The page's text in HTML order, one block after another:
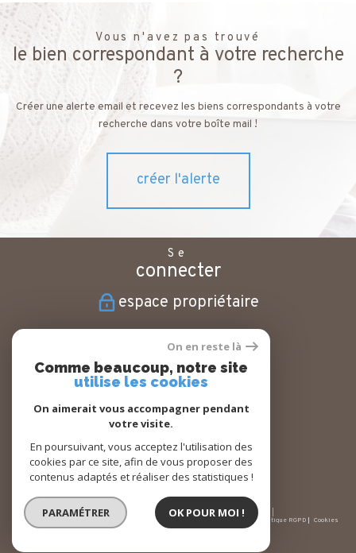
Vous n'avez pas trouvé
le bien correspondant à votre recherche
?
Créer une alerte email et recevez les biens correspondants à votre
recherche dans votre boîte mail !
créer l'alerte
Se
connecter
espace propriétaire
suivre
Nous
adhérons
© 2026 | Tous droits réservés | Traduction powered by Google |
Nos honoraires
Mentions légales Politique RGPD Cookies
On en reste là
Comme beaucoup, notre site
utilise les cookies
On aimerait vous accompagner pendant
votre visite.
En poursuivant, vous acceptez l'utilisation des
cookies par ce site, afin de vous proposer des
contenus adaptés et réaliser des statistiques !
PARAMÉTRER OK POUR MOI !